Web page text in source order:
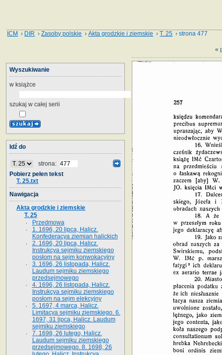
ICM › DIR ›Zasoby polskie ›Akta grodzkie i ziemskie ›T. 25 › strona 477
«
Wyszukiwanie
w książce
szukaj w całej serii
Idź do
strona:
Pobierz pełen tekst
T. 25.txt
Nawigacja
Akta grodzkie i ziemskie
T. 25
Przedmowa
1. 1696, 20 lipca, Halicz.
Konfederacya ziemian halickich
2. 1696, 20 lipca, Halicz.
Instrukcya sejmiku ziemskiego
posłom na sejm konwokacyjny
3. 1696, 26 listopada, Halicz.
Laudum sejmiku ziemskiego
przedsejmowego
4. 1696, 26 listopada, Halicz.
Instrukcya sejmiku ziemskiego
posłom na sejm elekcyjny
5. 1697, 4 marca, Halicz.
Limitacya sejmiku ziemskiego. 6.
1697, 31 lipca, Halicz. Laudum
sejmiku ziemskiego
7. 1698, 26 lutego, Halicz.
Laudum sejmiku ziemskiego
przedsejmowego. 8. 1698, 26